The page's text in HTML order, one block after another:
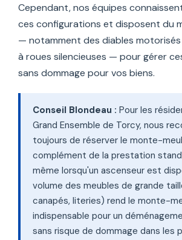
Cependant, nos équipes
ces configurations et disposent du
— notamment des diables
à roues silencieuses — pour gérer
sans dommage pour vos biens.
Conseil Blondeau : Pour les
Grand Ensemble de Torcy, nous
toujours de réserver le monte-
complément de la prestation
même lorsqu'un ascenseur est
volume des meubles de grande
canapés, literies) rend le monte-
indispensable pour un
sans risque de dommage dans les